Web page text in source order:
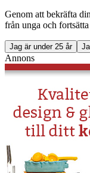
Genom att bekräfta
från unga och
Jag är under 25 år
Annons